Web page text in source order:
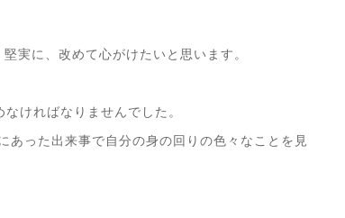
実に、改めて心がけたいと思います。
ければなりませんでした。
あった出来事で自分の身の回りの色々なことを見